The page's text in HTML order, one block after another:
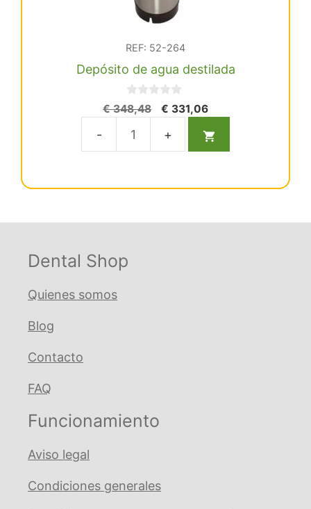
REF: 52-264
Depósito de agua destilada
0
d
5
€348,48
El
original
€ 331,06El
actual
Depósito
Dental Shop
Quienes somos
Blog
Contacto
FAQ
Funcionamiento
Aviso legal
Condiciones generales